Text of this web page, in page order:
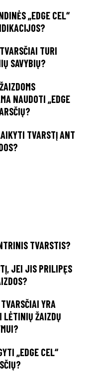
„EDGE CEL“
TURI
SAVYBIŲ?
NAUDOTI „EDGE
TVARSTĮ ANT
TVARSTIS?
JEI JIS PRILIPĘS
YRA
LĖTINIŲ ŽAIZDŲ
„EDGE CEL“